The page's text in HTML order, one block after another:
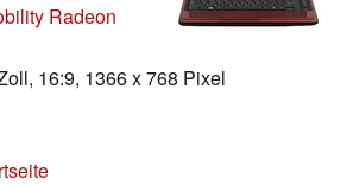
Radeon
16:9, 1366 x 768 Pixel